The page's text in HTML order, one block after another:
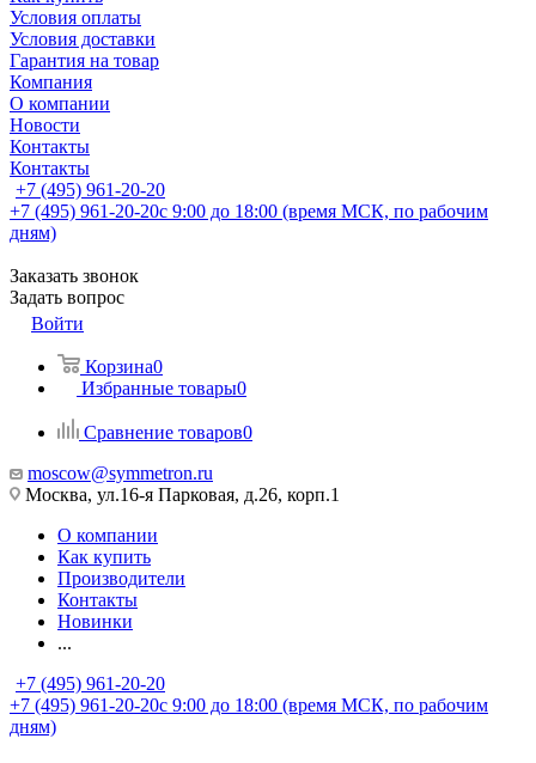
Условия оплаты
Условия доставки
Гарантия на товар
Компания
О компании
Новости
Контакты
Контакты
+7 (495) 961-20-20
+7 (495) 961-20-20с 9:00 до 18:00 (время МСК, по рабочим
дням)
Заказать звонок
Задать вопрос
Войти
Корзина0
Избранные товары0
Сравнение товаров0
moscow@symmetron.ru
Москва, ул.16-я Парковая, д.26, корп.1
О компании
Как купить
Производители
Контакты
Новинки
...
+7 (495) 961-20-20
+7 (495) 961-20-20с 9:00 до 18:00 (время МСК, по рабочим
дням)